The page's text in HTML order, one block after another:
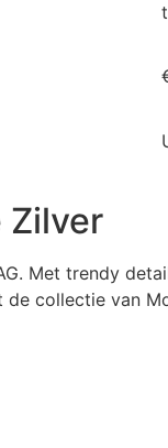
Zilver
Met trendy
collectie van